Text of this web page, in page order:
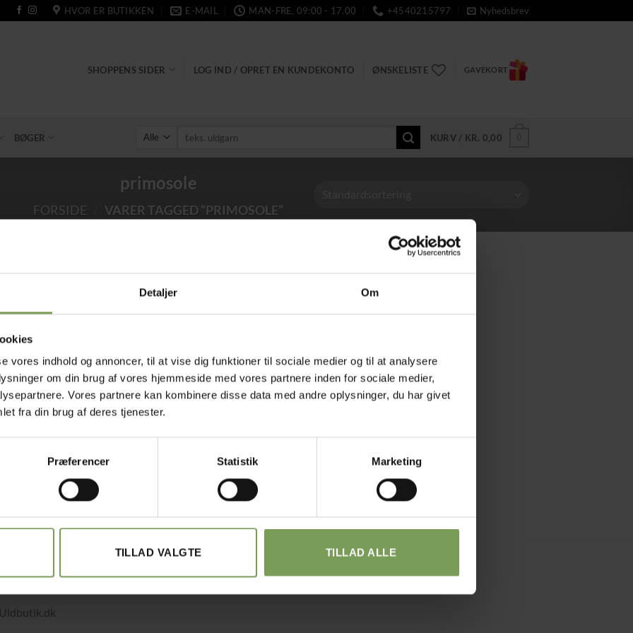
Detaljer Om
vores indhold og annoncer, til at vise dig funktioner til sociale medier og til at analysere
om din brug af vores hjemmeside med vores partnere inden for sociale medier,
Vores partnere kan kombinere disse data med andre oplysninger, du har givet
fra din brug af deres tjenester.
Præferencer Statistik Marketing
TILLAD VALGTE TILLAD ALLE
HVOR ER BUTIKKEN E-MAIL MAN-FRE. 09:00 - 17.00 +4540215797 Nyhedsbrev
SHOPPENS SIDER LOG IND / OPRET EN KUNDEKONTO ØNSKELISTE GAVEKORT
BØGER
Søg
KURV / KR. 0,00
primosole
FORSIDE VARER TAGGED “PRIMOSOLE”